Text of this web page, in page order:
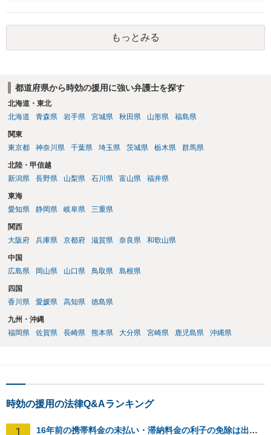
弁護士と長期間連絡が取れない旨をお問い合わせください
もっとみる
都道府県から時効の援用に強い弁護士を探す
北海道・東北
北海道
青森県 岩手県 宮城県 秋田県 山形県 福島県
関東
東京都
神奈川県 千葉県 埼玉県 茨城県 栃木県 群馬県
北陸・甲信越
新潟県
長野県 山梨県 石川県 富山県 福井県
東海
愛知県
静岡県 岐阜県 三重県
関西
大阪府
兵庫県 京都府 滋賀県 奈良県 和歌山県
中国
広島県
岡山県 山口県 鳥取県 島根県
四国
香川県
愛媛県 高知県 徳島県
九州・沖縄
福岡県
佐賀県 長崎県 熊本県 大分県 宮崎県 鹿児島県 沖縄県
時効の援用の法律Q&Aランキング
1 16年前の携帯料金の未払い・滞納料金の利子の免除は出来ますか？